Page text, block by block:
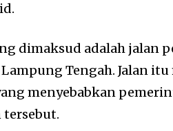
dimaksud adalah jalan
Tengah. Jalan
menyebabkan